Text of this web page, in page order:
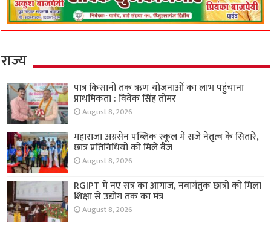
राज्य
पात्र किसानों तक ऋण योजनाओं का लाभ पहुंचाना
प्राथमिकता : विवेक सिंह तोमर
August 8, 2026
महाराजा अग्रसेन पब्लिक स्कूल में सजे नेतृत्व के सितारे,
छात्र प्रतिनिधियों को मिले बैज
August 8, 2026
RGIPT में नए सत्र का आगाज, नवागंतुक छात्रों को मिला
शिक्षा से उद्योग तक का मंत्र
August 8, 2026